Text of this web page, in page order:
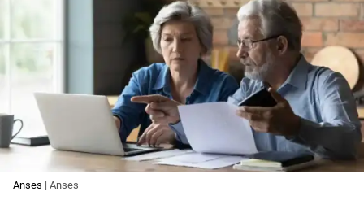
Anses | Anses